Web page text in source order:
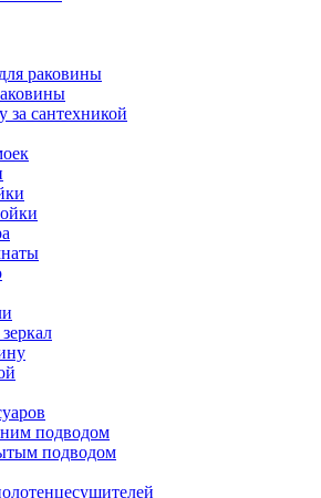
раковины
за сантехникой
подводом
подводом